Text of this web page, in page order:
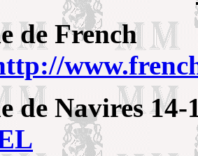
de French
de Navires